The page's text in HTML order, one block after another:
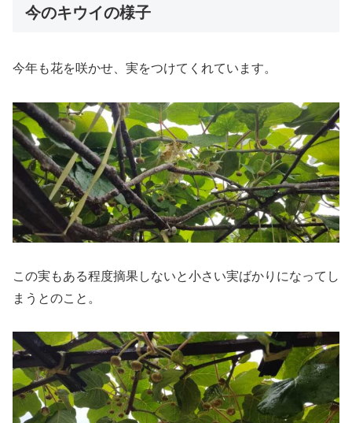
今のキウイの様子
今年も花を咲かせ、実をつけてくれています。
この実もある程度摘果しないと小さい実ばかりになってし
まうとのこと。